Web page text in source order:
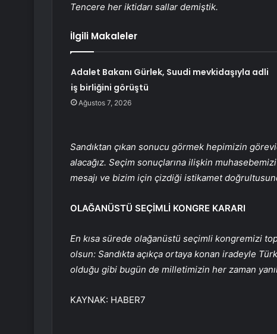
Tencere her iktidarı sallar demiştik.
İlgili Makaleler
Adalet Bakanı Gürlek, Suudi mevkidaşıyla adli
iş birliğini görüştü
Ağustos 7, 2026
Sandıktan çıkan sonucu görmek hepimizin
alacağız. Seçim sonuçlarına ilişkin
mesajı ve bizim için çizdiği istikamet
OLAĞANÜSTÜ SEÇİMLİ KONGRE KARARI
En kısa sürede olağanüstü seçimli kongremizi
olsun: Sandıkta açıkça ortaya konan iradeyle
olduğu gibi bugün de milletimizin her zaman
KAYNAK: HABER7